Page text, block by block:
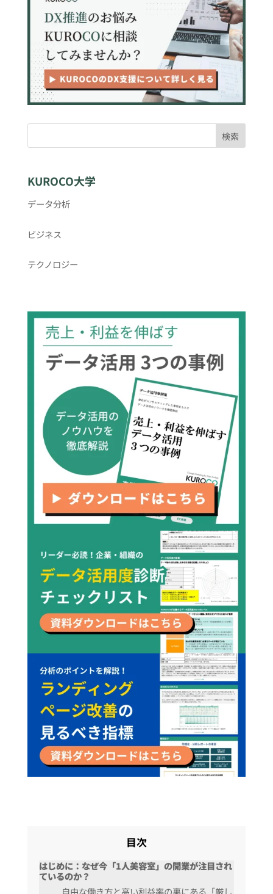
検索
KUROCO大学
データ分析
ビジネス
テクノロジー
目次
はじめに：なぜ今「1人美容室」の開業が注目され
ているのか？
自由な働き方と高い利益率の裏にある「厳し